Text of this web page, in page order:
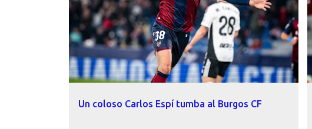
Un coloso Carlos Espí tumba al Burgos CF
MORALES